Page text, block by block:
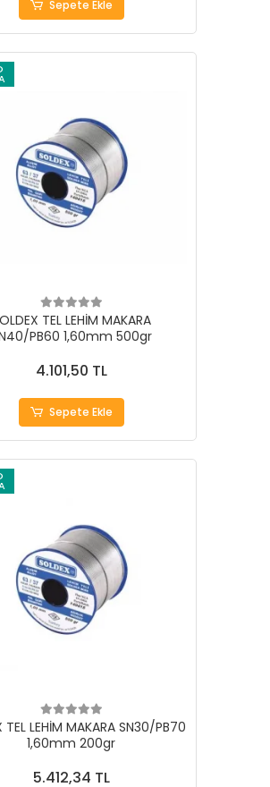
Sepete Ekle
TEL LEHİM MAKARA
PB60 1,60mm 500gr
4.101,50 TL
Sepete Ekle
TEL LEHİM MAKARA SN30/PB70
1,60mm 200gr
5.412,34 TL